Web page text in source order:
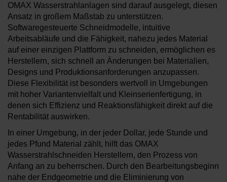
OMAX Wasserstrahlanlagen sind darauf ausgelegt, diesen
Ansatz in großem Maßstab zu unterstützen.
Softwaregesteuerte Schneidmodelle, intuitive
Arbeitsabläufe und die Fähigkeit, nahezu jedes Material
auf einer einzigen Plattform zu schneiden, ermöglichen es
Herstellern, sich schnell an Änderungen bei Materialien,
Designs und Produktionsanforderungen anzupassen.
Diese Flexibilität ist besonders wertvoll in Umgebungen
mit hoher Variantenvielfalt und Kleinserienfertigung, in
denen sich Effizienz und Reaktionsfähigkeit direkt auf die
Rentabilität auswirken.
In einer Umgebung, in der jeder Dollar, jede Stunde und
jedes Pfund Material zählt, hilft das OMAX
Wasserstrahlschneiden Herstellern, den Prozess von
Anfang an zu beherrschen. Durch den Bearbeitungsbeginn
nahe der Endgeometrie und die Eliminierung von